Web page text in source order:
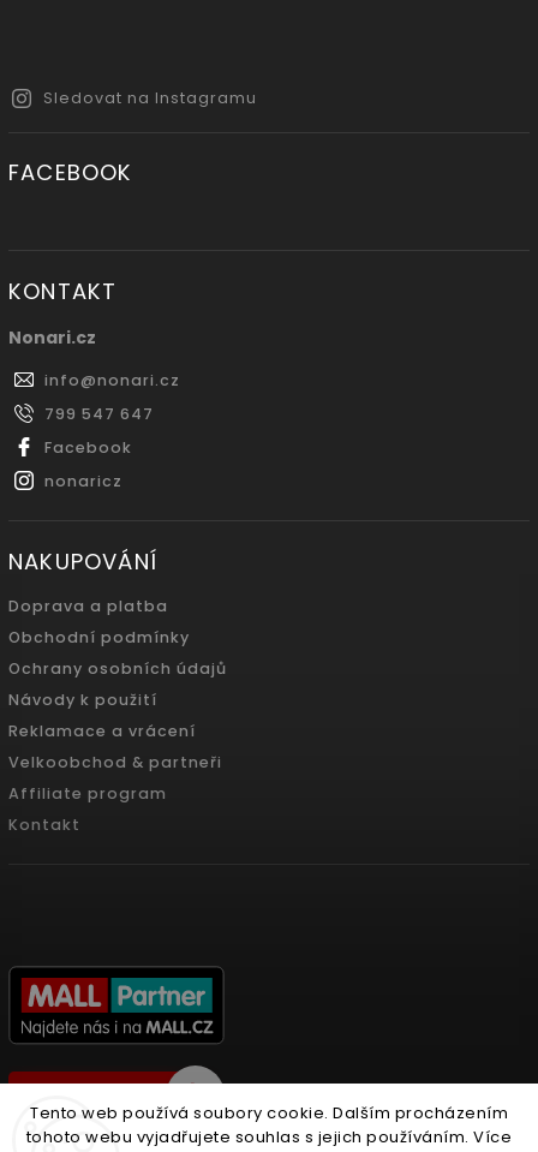
Tento web používá soubory cookie. Dalším procházením
tohoto webu vyjadřujete souhlas s jejich používáním. Více
Sledovat na Instagramu
FACEBOOK
KONTAKT
Nonari.cz
info@nonari.cz
799 547 647
Facebook
nonaricz
NAKUPOVÁNÍ
Doprava a platba
Obchodní podmínky
Ochrany osobních údajů
Návody k použití
Reklamace a vrácení
Velkoobchod & partneři
Affiliate program
Kontakt